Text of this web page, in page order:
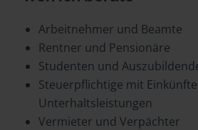
Arbeitnehmer und Beamte
Rentner und Pensionäre
Studenten und
Steuerpflichtige mit
Unterhaltsleistungen
Vermieter und Verpächter